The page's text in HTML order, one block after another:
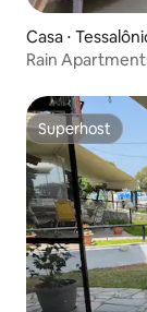
Casa ⋅
Rain
Superhost
Superhost